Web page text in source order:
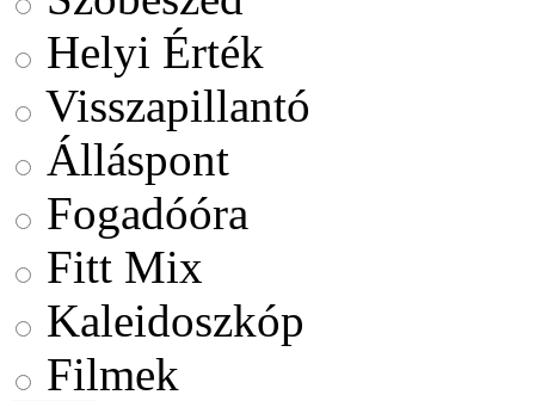
Helyi Érték
Visszapillantó
Álláspont
Fogadóóra
Fitt Mix
Kaleidoszkóp
Filmek